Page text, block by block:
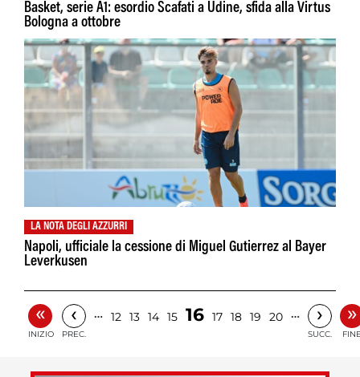
Basket, serie A1: esordio Scafati a Udine, sfida alla Virtus
Bologna a ottobre
LA NOTA DEGLI AZZURRI
Napoli, ufficiale la cessione di Miguel Gutierrez al Bayer
Leverkusen
«
INIZIO
‹
PREC.
… 12 13 14 15 16 17 18 19 20 … ›
SUCC.
»